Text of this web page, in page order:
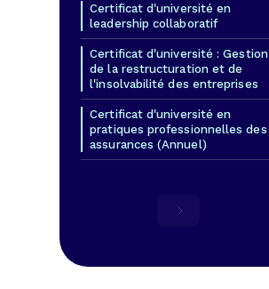
Certificat d'université en
leadership collaboratif
Certificat d'université : Gestion
de la restructuration et de
l'insolvabilité des entreprises
Certificat d'université en
pratiques professionnelles des
assurances (Annuel)